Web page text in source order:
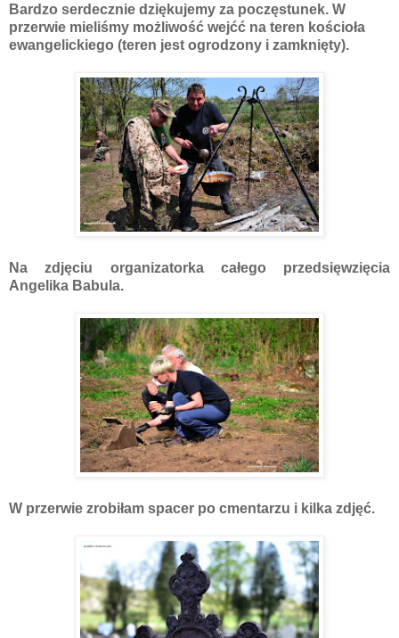
Bardzo serdecznie dziękujemy za poczęstunek. W
przerwie mieliśmy możliwość wejćć na teren kościoła
ewangelickiego (teren jest ogrodzony i zamknięty).
Na zdjęciu organizatorka całego przedsięwzięcia
Angelika Babula.
W przerwie zrobiłam spacer po cmentarzu i kilka zdjęć.